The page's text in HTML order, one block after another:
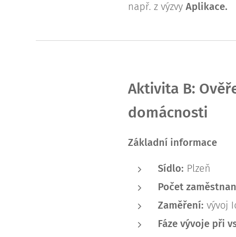
např. z výzvy Aplikace.
Aktivita B:
domácnosti
Základní informace
Sídlo: Plzeň
Počet
Zaměření: vývoj
Fáze vývoje při